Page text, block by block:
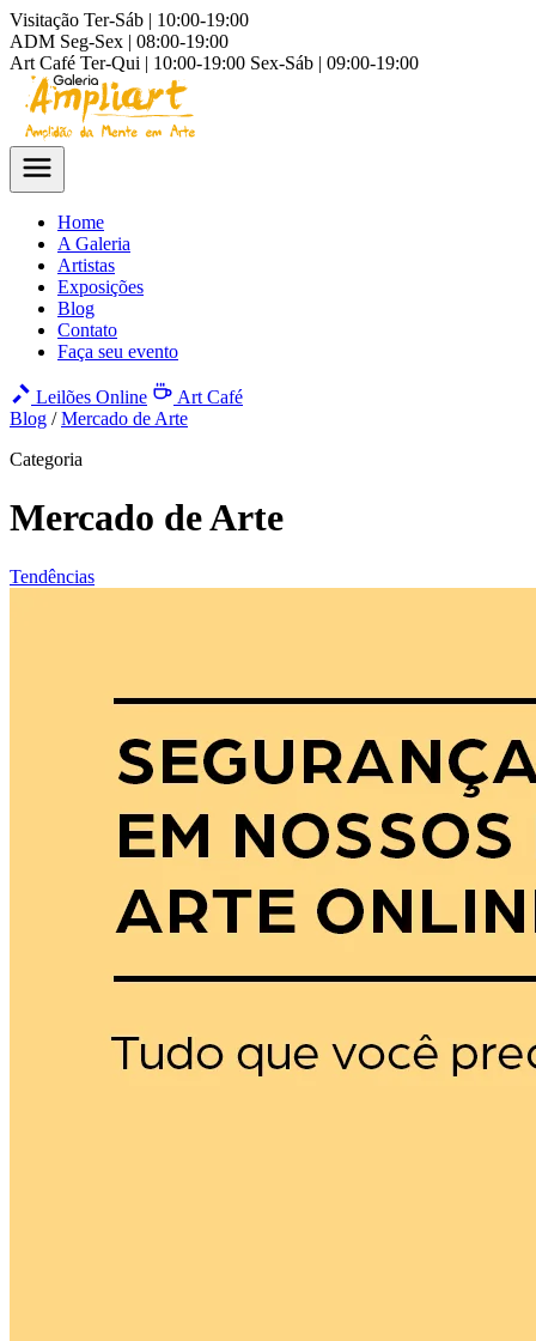
Visitação Ter-Sáb | 10:00-19:00
ADM Seg-Sex | 08:00-19:00
Art Café Ter-Qui | 10:00-19:00 Sex-Sáb | 09:00-19:00
Home
A Galeria
Artistas
Exposições
Blog
Contato
Faça seu evento
Leilões Online
Art Café
Blog / Mercado de Arte
Categoria
Mercado de Arte
Tendências